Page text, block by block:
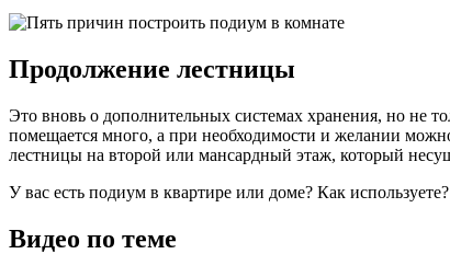
Продолжение лестницы
Это вновь о дополнительных системах хранения, но не
помещается много, а при необходимости и желании
лестницы на второй или мансардный этаж, который
У вас есть подиум в квартире или доме? Как
Видео по теме